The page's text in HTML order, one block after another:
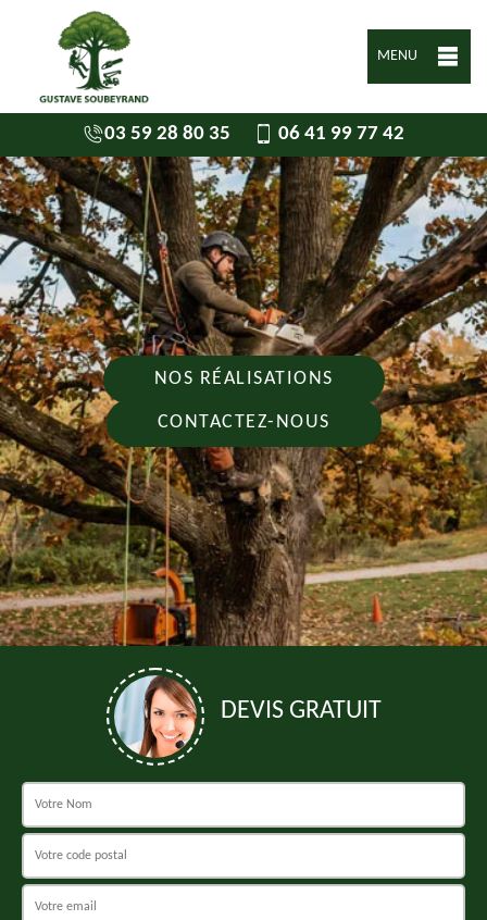
MENU
03 59 28 80 35 06 41 99 77 42
NOS RÉALISATIONS
CONTACTEZ-NOUS
DEVIS GRATUIT